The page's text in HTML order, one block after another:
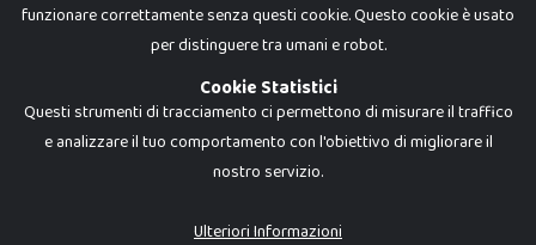
Dadi e Mattoncini è un brand di Giocabene Srl. Ogni riproduzione o utilizzo non
I prezzi e le promozioni pubblicate potrebbero differire da quanto esposto in
funzionare correttamente senza questi cookie. Questo cookie è usato
per distinguere tra umani e robot.
Cookie Statistici
Questi strumenti di tracciamento ci permettono di misurare il traffico
e analizzare il tuo comportamento con l'obiettivo di migliorare il
nostro servizio.
Ulteriori Informazioni